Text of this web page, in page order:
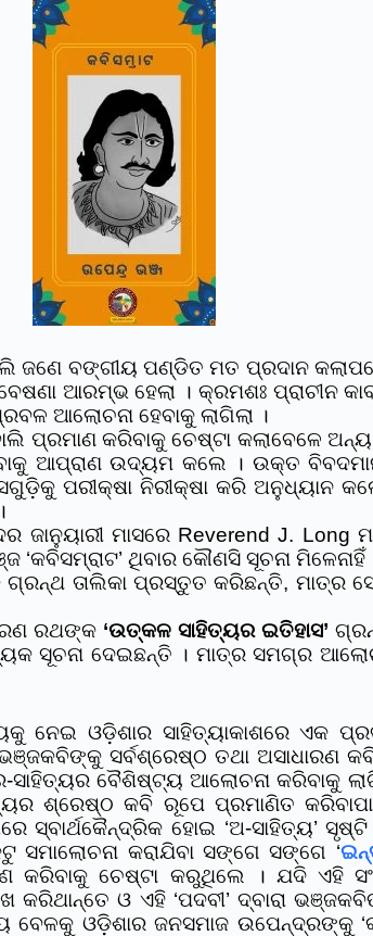
ଜଣେ ବଙ୍ଗୀୟ ପଣ୍ଡିତ ମତ ପ୍ରଦାନ
ଆରମ୍ଭ ହେଲା । କ୍ରମଶଃ ପ୍ରାଚୀନ
ଆଲୋଚନା ହେବାକୁ ଲାଗିଲା ।
ପ୍ରମାଣ କରିବାକୁ ଚେଷ୍ଟା କଲାବେଳେ
ଆପ୍ରାଣ ଉଦ୍ୟମ କଲେ । ଉକ୍ତ
ପରୀକ୍ଷା ନିରୀକ୍ଷା କରି ଅନୁଧ୍ୟାନ
ମାସରେ Reverend J. Long
ଥିବାର କୌଣସି ସୂଚନା ମିଳେନାହିଁ
ତାଲିକା ପ୍ରସ୍ତୁତ କରିଛନ୍ତି, ମାତ୍ର
ରଥଙ୍କ ‘ଉତ୍କଳ ସାହିତ୍ୟର ଇତିହାସ’
ସୂଚନା ଦେଇଛନ୍ତି । ମାତ୍ର ସମଗ୍ର
ନେଇ ଓଡ଼ିଶାର ସାହିତ୍ୟାକାଶରେ ଏକ
ସର୍ବଶ୍ରେଷ୍ଠ ତଥା ଅସାଧାରଣ
ସାହିତ୍ୟର ବୈଶିଷ୍ଟ୍ୟ ଆଲୋଚନା କରିବାକୁ
ଶ୍ରେଷ୍ଠ କବି ରୂପେ ପ୍ରମାଣିତ
ହୋଇ ‘ଅ-ସାହିତ୍ୟ’
ସମାଲୋଚନା କରାଯିବା ସଙ୍ଗେ ସଙ୍ଗେ ‘
କରିବାକୁ ଚେଷ୍ଟା କରୁଥିଲେ । ଯଦି ଏହି
ଓ ଏହି ‘ପଦବୀ’ ଦ୍ବାରା
ବେଳକୁ ଓଡ଼ିଶାର ଜନସମାଜ ଉପେନ୍ଦ୍ରଙ୍କୁ